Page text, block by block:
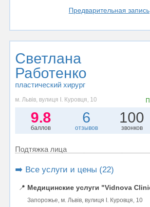
Предварительная запись
Светлана
Работенко
пластический хирург
м. Львів, вулиця І. Куровця, 10
9.8
баллов
6
отзывов
100
звонков
Подтяжка лица
➡️ Все услуги и цены (22)
📍 Медицинские услуги "Vidnova
Запорожье, м. Львів, вулиця І. Куровця, 10